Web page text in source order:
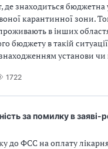
де знаходиться бюджетна
карантинної зони.
в інших
бюджету в такій
установи чи
1722
за помилку в заяві-
до ФСС на оплату